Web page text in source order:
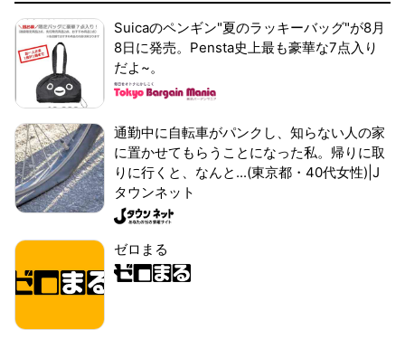
Suicaのペンギン"夏のラッキーバッグ"が8月
8日に発売。Pensta史上最も豪華な7点入り
だよ~。
通勤中に自転車がパンクし、知らない人の家
に置かせてもらうことになった私。帰りに取
りに行くと、なんと...(東京都・40代女性)|J
タウンネット
ゼロまる